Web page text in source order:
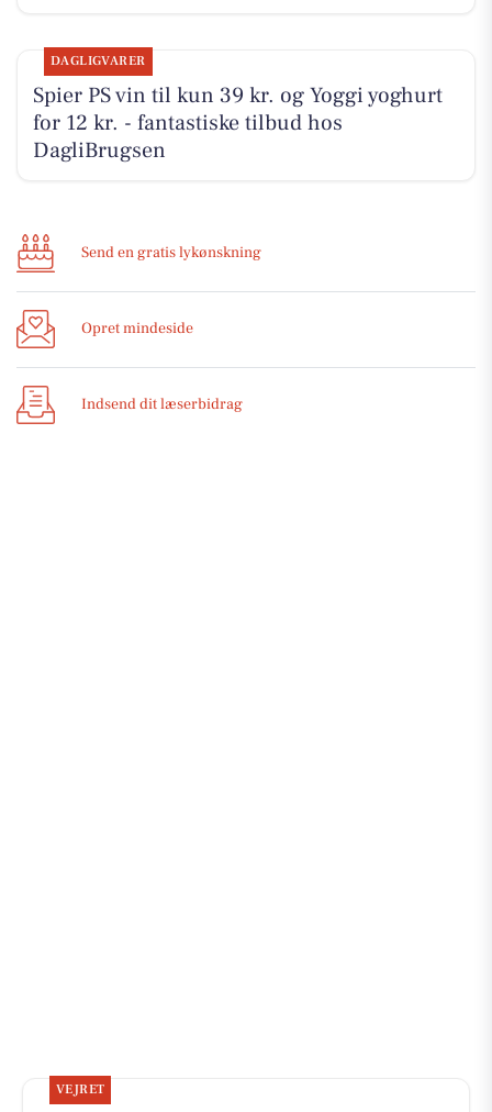
DAGLIGVARER
Spier PS vin til kun 39 kr. og Yoggi yoghurt
for 12 kr. - fantastiske tilbud hos
DagliBrugsen
Send en gratis lykønskning
Opret mindeside
Indsend dit læserbidrag
VEJRET